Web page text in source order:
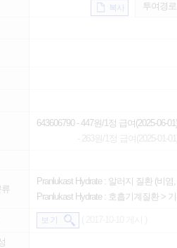
복사 투여경로
643606790- 447원/1정 급여(2025-06-01)
- 263원/1정 급여(2025-01-
류
Pranlukast Hydrate : 알러지 질환 (비염
Pranlukast Hydrate : 호흡기계질환 >
보 기